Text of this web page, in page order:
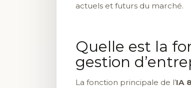
actuels et futurs du marché.
Quelle est la
gestion
La fonction principale de l’IA